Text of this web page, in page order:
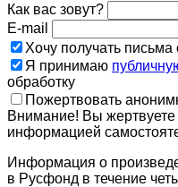
Как вас зовут?
E-mail
Хочу получать
Я принимаю
обработку
Пожертвовать
Внимание! Вы жертвуете
информацией
Информация о
в Русфонд в течение